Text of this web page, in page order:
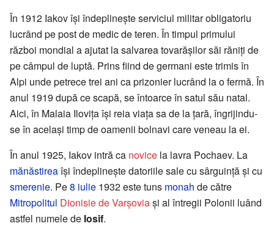
În 1912 Iakov își îndeplinește serviciul militar obligatoriu
lucrând pe post de medic de teren. În timpul primului
război mondial a ajutat la salvarea tovarășilor săi răniți de
pe câmpul de luptă. Prins fiind de germani este trimis în
Alpi unde petrece trei ani ca prizonier lucrând la o fermă. În
anul 1919 după ce scapă, se întoarce în satul său natal.
Aici, în Malaia Ilovița își reia viața sa de la țară, îngrijindu-
se în același timp de oamenii bolnavi care veneau la ei.
În anul 1925, Iakov intră ca novice la lavra Pochaev. La
mănăstireaîși îndeplinește datoriile sale cu sârguință și cu
smerenie. Pe8 iulie 1932 este tuns monah de către
Mitropolitul Dionisie de Varșoviași al întregii Polonii luând
astfel numele de Iosif.